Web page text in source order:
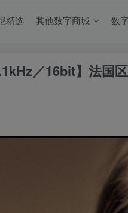
精选 其他数字商城 数
／16bit】法国区